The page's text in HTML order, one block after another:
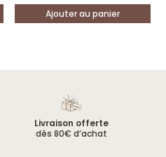
Ajouter au panier
Livraison offerte
dès 80€ d’achat